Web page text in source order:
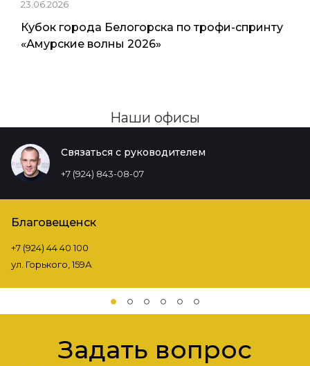
23.06.2026
Кубок города Белогорска по трофи-спринту
«Амурские волны 2026»
Наши офисы
Связаться с руководителем
+7 (924) 843-08-07
Благовещенск
+7 (924) 44 40 100
ул. Горького, 159А
Задать вопрос